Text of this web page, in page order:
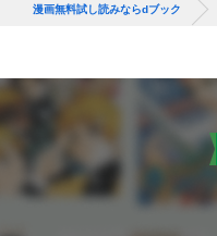
漫画無料試し読みならdブック